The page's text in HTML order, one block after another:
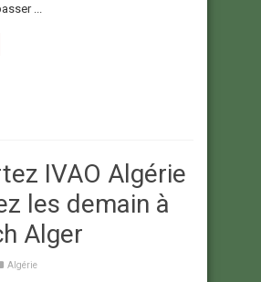
...
IVAO Algérie
les demain à
Alger
Algérie